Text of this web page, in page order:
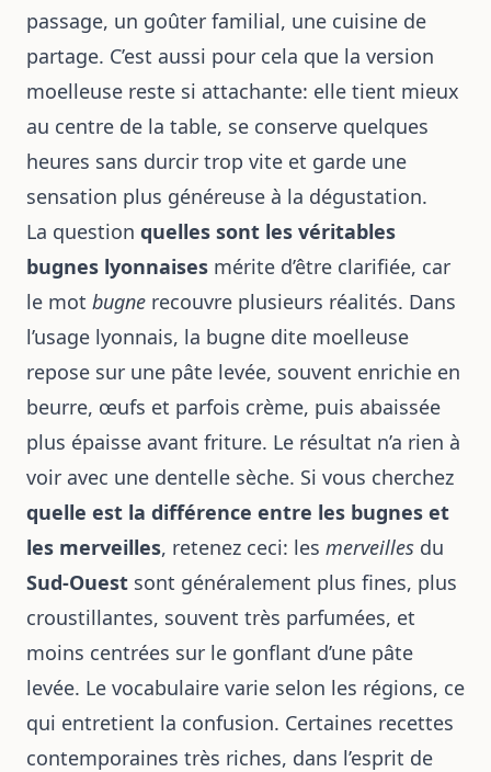
passage, un goûter familial, une cuisine de
partage. C’est aussi pour cela que la version
moelleuse reste si attachante: elle tient mieux
au centre de la table, se conserve quelques
heures sans durcir trop vite et garde une
sensation plus généreuse à la dégustation.
La question quelles sont les véritables
bugnes lyonnaises mérite d’être clarifiée, car
le mot bugne recouvre plusieurs réalités. Dans
l’usage lyonnais, la bugne dite moelleuse
repose sur une pâte levée, souvent enrichie en
beurre, œufs et parfois crème, puis abaissée
plus épaisse avant friture. Le résultat n’a rien à
voir avec une dentelle sèche. Si vous cherchez
quelle est la différence entre les bugnes et
les merveilles, retenez ceci: les merveilles du
Sud-Ouest sont généralement plus fines, plus
croustillantes, souvent très parfumées, et
moins centrées sur le gonflant d’une pâte
levée. Le vocabulaire varie selon les régions, ce
qui entretient la confusion. Certaines recettes
contemporaines très riches, dans l’esprit de